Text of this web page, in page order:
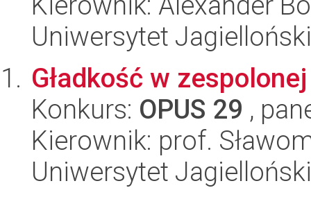
Uniwersytet Jagielloński
Gładkość w
Konkurs: OPUS 29 ,
Kierownik: prof.
Uniwersytet Jagielloński